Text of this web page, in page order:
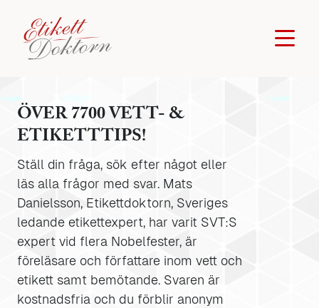
ÖVER 7700 VETT- &
ETIKETTTIPS!
Ställ din fråga, sök efter något eller
läs alla frågor med svar. Mats
Danielsson, Etikettdoktorn, Sveriges
ledande etikettexpert, har varit SVT:S
expert vid flera Nobelfester, är
föreläsare och författare inom vett och
etikett samt bemötande. Svaren är
kostnadsfria och du förblir anonym